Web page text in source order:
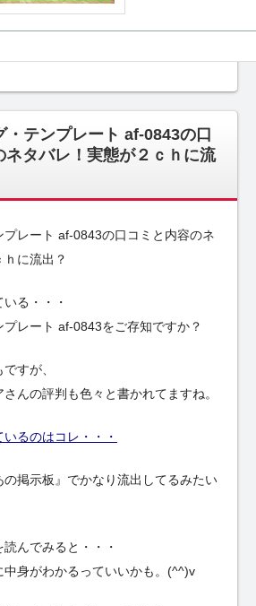
・テンプレート af-0843の口
ネタバレ！実態が２ｃｈに流
プレート af-0843の口コミと内容のネ
に流出？
る・・・
レート af-0843をご存知ですか？
すが、
んの評判も色々と書かれてますね。
るのはコレ・・・
掲示板』でかなり流出してるみたい
んでみると・・・
中身がわかるっていいかも。(^^)v